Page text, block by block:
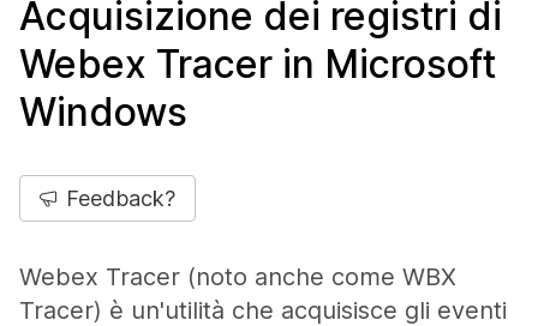
Acquisizione dei registri di
Webex Tracer in Microsoft
Windows
Feedback?
Webex Tracer (noto anche come WBX
Tracer) è un'utilità che acquisisce gli eventi